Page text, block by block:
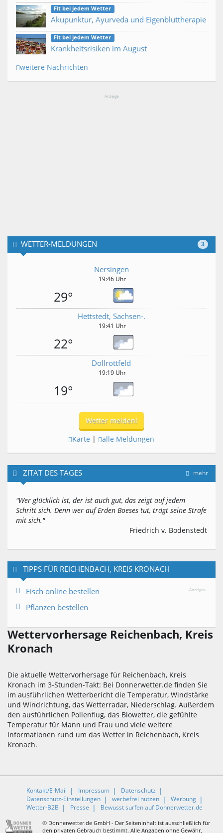
Fit bei jedem Wetter
Akupunktur, Ayurveda und Eigenbluttherapie
Fit bei jedem Wetter
Krankheitsrisiken im August
weitere Nachrichten
Anzeige
3
WETTER-MELDUNGEN
Nersingen
19:46 Uhr
29°
Hettstedt, Sachsen-.
19:41 Uhr
22°
Dollrottfeld
19:19 Uhr
19°
Wetter melden!
Karte | alle Meldungen
mehr
ZITAT DES TAGES
"Wer glücklich ist, der ist auch gut, das zeigt auf jedem
Schritt sich. Denn wer auf Erden Boeses tut, trägt seine Strafe
mit sich."
Friedrich v. Bodenstedt
TIPPS FÜR REICHENBACH, KREIS KRONACH
-Anzeigen-
Fisch online bestellen
Pflanzen bestellen
Wettervorhersage Reichenbach, Kreis
Kronach
Die aktuelle Wettervorhersage für Reichenbach, Kreis
Kronach im 3-Stunden-Takt: Bei Donnerwetter.de finden Sie
im ausführlichen Wetterbericht die Temperatur, Windstärke
und Windrichtung, das Wetterradar, Niederschlag. Außerdem
den ausführlichen Pollenflug, das Biowetter, die gefühlte
Temperatur für Mann und Frau und viele weitere
Informationen rund um das Wetter in Reichenbach, Kreis
Kronach.
Kontakt/E-Mail Impressum
Datenschutz
Datenschutz-Einstellungen
werbefrei nutzen
Werbung
Wetter-B2B
Presse Bewusst surfen auf Donnerwetter.de
© Donnerwetter.de GmbH - Der Seiteninhalt ist ausschließlich für
den privaten Gebrauch bestimmt. Alle Angaben ohne Gewähr,